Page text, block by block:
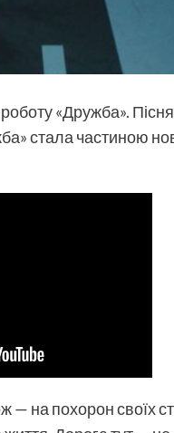
«Дружба». Пісня
стала частиною
— на похорон своїх